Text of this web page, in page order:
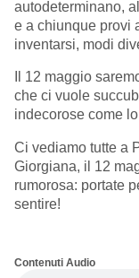
autodeterminano,
e a chiunque provi
inventarsi, modi
Il 12 maggio
che ci vuole
indecorose come
Ci vediamo tutte a
Giorgiana, il 12
rumorosa: portate
sentire!
Contenuti Audio